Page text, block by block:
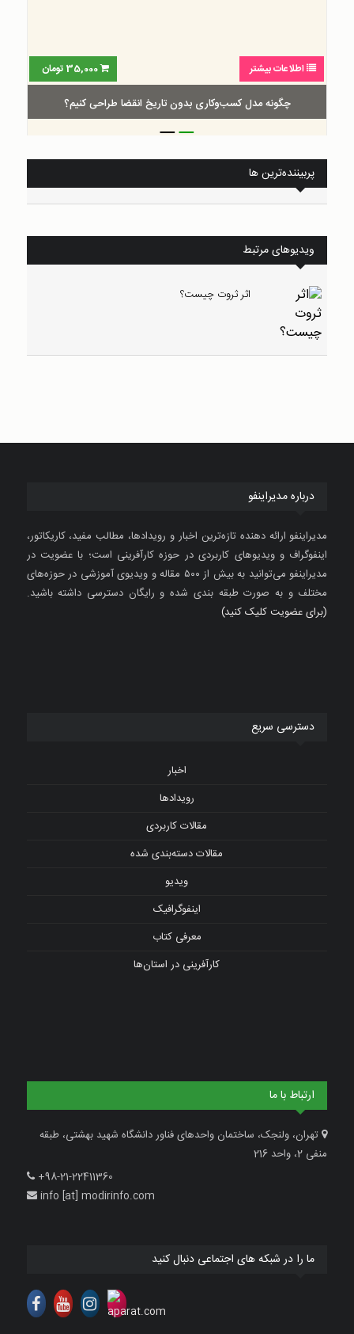
اطلاعات بیشتر 35,000 تومان
چگونه مدل کسب‌و‌کاری بدون تاریخ انقضا طراحی کنیم؟
__
پربیننده‌ترین ها
ویدیوهای مرتبط
اثر ثروت چیست؟
درباره مدیراینفو
مدیراینفو ارائه دهنده تازه‌ترین اخبار و رویدادها، مطالب مفید، کاریکاتور،
اینفوگراف و ویدیوهای کاربردی در حوزه کارآفرینی است؛ با عضویت در
مدیراینفو می‌توانید به بیش از ۵۰۰ مقاله و ویدیوی آموزشی در حوزه‌های
مختلف و به صورت طبقه بندی شده و رایگان دسترسی داشته باشید.
(برای عضویت کلیک کنید)
دسترسی سریع
اخبار
رویدادها
مقالات کاربردی
مقالات دسته‌بندی شده
ویدیو
اینفوگرافیک
معرفی کتاب
کارآفرینی در استان‌ها
ارتباط با ما
تهران، ولنجک، ساختمان واحدهای فناور دانشگاه شهید بهشتی، طبقه
منفی 2، واحد 216
+98-21-22411360
info [at] modirinfo.com
ما را در شبکه های اجتماعی دنبال کنید